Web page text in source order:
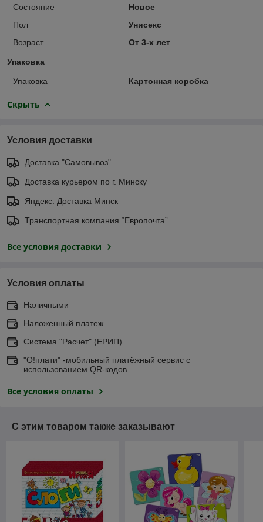
Состояние
Новое
Пол
Унисекс
Возраст
От 3-х лет
Упаковка
Упаковка Картонная коробка
Скрыть
Условия доставки
Доставка "Самовывоз"
Доставка курьером по г. Минску
Яндекс. Доставка Минск
Транспортная компания “Европочта”
Все условия доставки
Условия оплаты
Наличными
Наложенный платеж
Система "Расчет" (ЕРИП)
"О!плати" -мобильный платёжный сервис с
использованием QR-кодов
Все условия оплаты
С этим товаром также заказывают